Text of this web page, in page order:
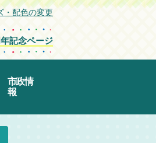
・配色の変更
記念ページ
市政情
報